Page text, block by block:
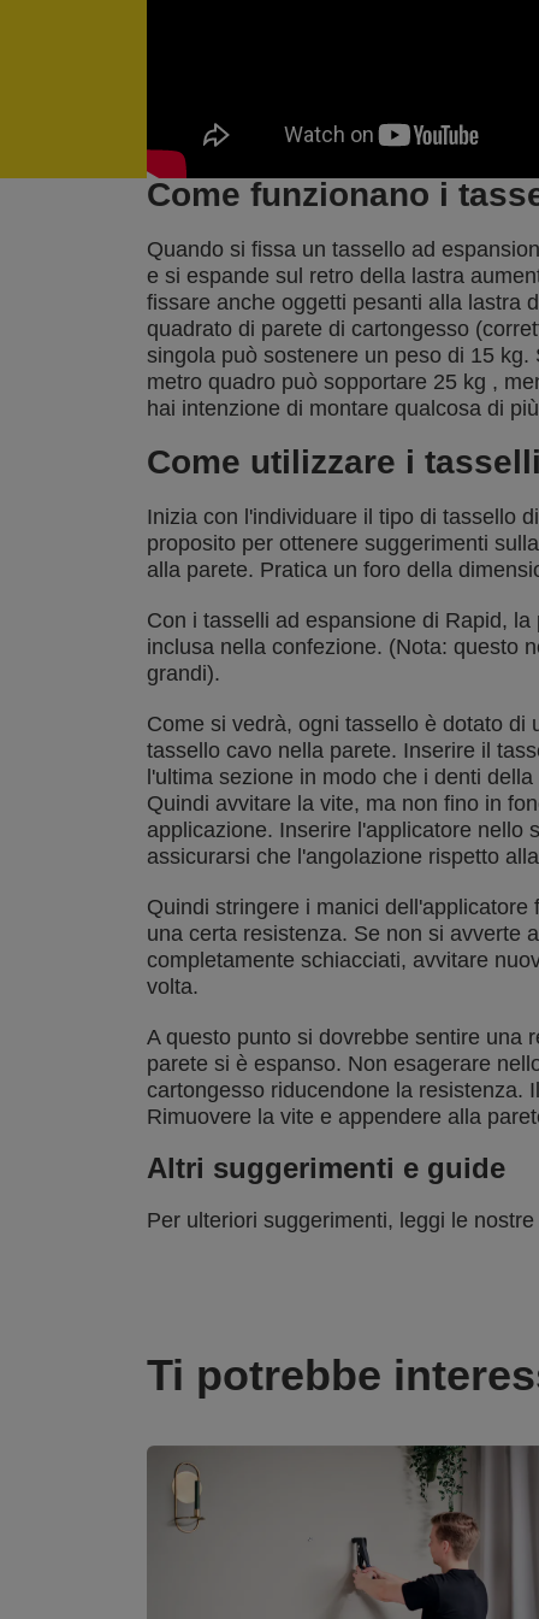
Come funzionano i
Quando si fissa un tassello ad
e si espande sul retro della lastra
fissare anche oggetti pesanti alla lastra
quadrato di parete di cartongesso
singola può sostenere un peso di 15
metro quadro può sopportare 25 kg ,
hai intenzione di montare qualcosa di
Come utilizzare i
Inizia con l'individuare il tipo di tassello
proposito per ottenere suggerimenti
alla parete. Pratica un foro della
Con i tasselli ad espansione di Rapid,
inclusa nella confezione. (Nota: questo
grandi).
Come si vedrà, ogni tassello è dotato
tassello cavo nella parete. Inserire il
l'ultima sezione in modo che i denti
Quindi avvitare la vite, ma non fino in
applicazione. Inserire l'applicatore nello
assicurarsi che l'angolazione rispetto
Quindi stringere i manici
una certa resistenza. Se non si avverte
completamente schiacciati, avvitare
volta.
A questo punto si dovrebbe sentire una
parete si è espanso. Non esagerare
cartongesso riducendone la resistenza.
Rimuovere la vite e appendere alla
Altri suggerimenti e guide
Per ulteriori suggerimenti, leggi le
Ti potrebbe